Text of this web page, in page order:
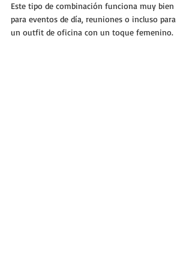
Este tipo de combinación funciona muy bien
para eventos de día, reuniones o incluso para
un outfit de oficina con un toque femenino.